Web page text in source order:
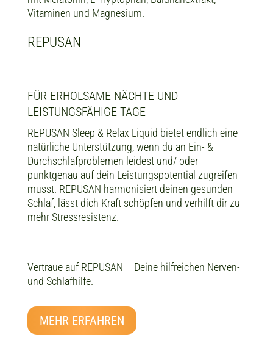
Vitaminen und Magnesium.
REPUSAN
FÜR ERHOLSAME NÄCHTE UND
LEISTUNGSFÄHIGE TAGE
REPUSAN Sleep & Relax Liquid bietet endlich eine
natürliche Unterstützung, wenn du an Ein- &
Durchschlafproblemen leidest und/ oder
punktgenau auf dein Leistungspotential zugreifen
musst. REPUSAN harmonisiert deinen gesunden
Schlaf, lässt dich Kraft schöpfen und verhilft dir zu
mehr Stressresistenz.
Vertraue auf REPUSAN – Deine hilfreichen Nerven-
und Schlafhilfe.
MEHR ERFAHREN